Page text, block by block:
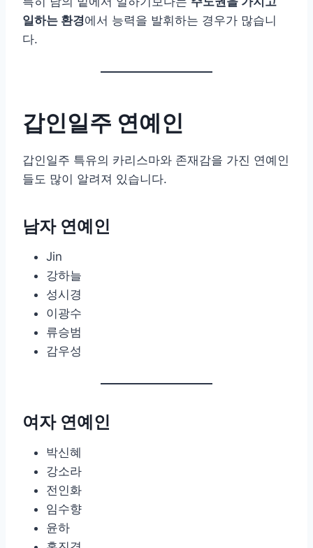
일하는 환경에서 능력을 발휘하는 경우가 많습니
다.
갑인일주 연예인
갑인일주 특유의 카리스마와 존재감을 가진 연예인
들도 많이 알려져 있습니다.
남자 연예인
Jin
강하늘
성시경
이광수
류승범
감우성
여자 연예인
박신혜
강소라
전인화
임수향
윤하